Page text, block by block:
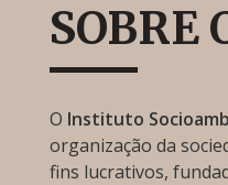
SOBRE
O Instituto
organização da
fins lucrativos,